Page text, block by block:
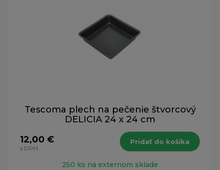
Tescoma plech na pečenie štvorcový
DELICIA 24 x 24 cm
12,00 €
s DPH
Pridať do košíka
250 ks na externom sklade